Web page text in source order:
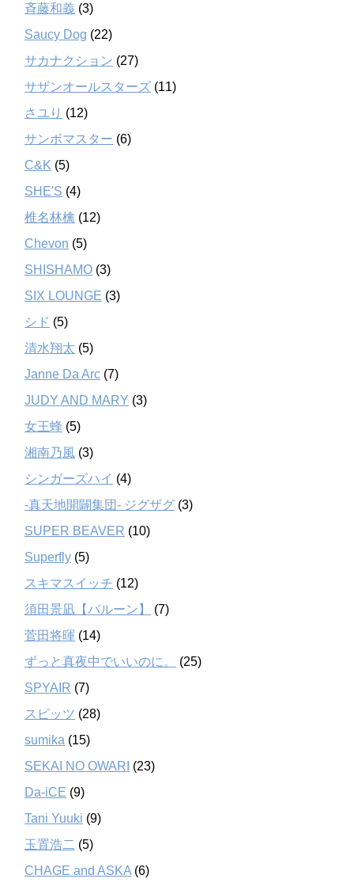
斉藤和義 (3)
Saucy Dog (22)
サカナクション (27)
サザンオールスターズ (11)
さユり (12)
サンボマスター (6)
C&K (5)
SHE'S (4)
椎名林檎 (12)
Chevon (5)
SHISHAMO (3)
SIX LOUNGE (3)
シド (5)
清水翔太 (5)
Janne Da Arc (7)
JUDY AND MARY (3)
女王蜂 (5)
湘南乃風 (3)
シンガーズハイ (4)
-真天地開闢集団- ジグザグ (3)
SUPER BEAVER (10)
Superfly (5)
スキマスイッチ (12)
須田景凪【バルーン】
(7)
菅田将暉 (14)
ずっと真夜中でいいのに。
(25)
SPYAIR (7)
スピッツ (28)
sumika (15)
SEKAI NO OWARI (23)
Da-iCE (9)
Tani Yuuki (9)
玉置浩二 (5)
CHAGE and ASKA (6)